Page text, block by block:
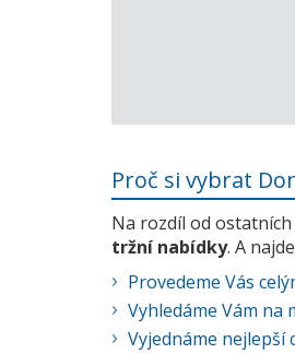
Proč si vybrat
Na rozdíl od
tržní nabídky. A
Provedeme Vás
Vyhledáme Vám
Vyjednáme nejlepší